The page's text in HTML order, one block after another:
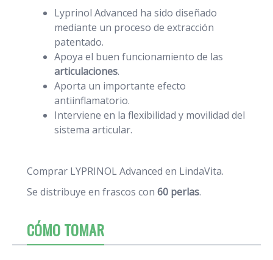
Lyprinol Advanced ha sido diseñado
mediante un proceso de extracción
patentado.
Apoya el buen funcionamiento de las
articulaciones.
Aporta un importante efecto
antiinflamatorio.
Interviene en la flexibilidad y movilidad del
sistema articular.
Comprar LYPRINOL Advanced en LindaVita.
Se distribuye en frascos con 60 perlas.
CÓMO TOMAR